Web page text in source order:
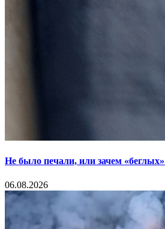
Не было печали, или зачем
06.08.2026